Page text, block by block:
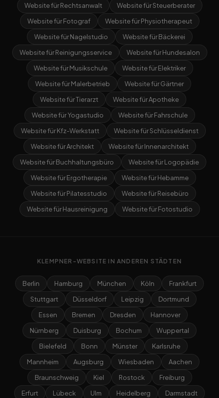
Website für Rechtsanwalt
Website für Steuerberater
Website für Fotograf
Website für Physiotherapeut
Website für Nagelstudio
Website für Bäckerei
Website für Reinigungsservice
Website für Hundesalon
Website für Musikschule
Website für Elektriker
Website für Malerbetrieb
Website für Gärtner
Website für Tierarzt
Website für Apotheke
Website für Yogastudio
Website für Fahrschule
Website für Kfz-Werkstatt
Website für Schlüsseldienst
Website für Architekt
Website für Innenarchitekt
Website für Buchhaltungsbüro
Website für Logopädie
Website für Ergotherapie
Website für Hebamme
Website für Pilatesstudio
Website für Reisebüro
Website für Hausreinigung
Website für Fotostudio
KLEMPNER-WEBSITE IN ANDEREN STÄDTEN
Berlin Hamburg München Köln
Frankfurt
Stuttgart
Düsseldorf Leipzig
Dortmund
Essen
Bremen Dresden
Hannover
Nürnberg
Duisburg Bochum
Wuppertal
Bielefeld
Bonn Münster
Karlsruhe
Mannheim
Augsburg Wiesbaden
Aachen
Braunschweig
Kiel Rostock
Freiburg
Erfurt
Lübeck Ulm Heidelberg Darmstadt